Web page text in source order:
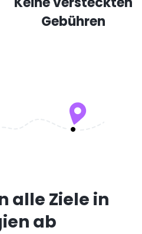
Gebühren
alle Ziele in
ab